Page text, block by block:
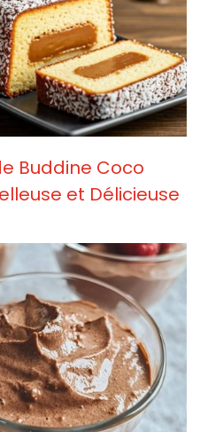
Buddine Coco
et Délicieuse